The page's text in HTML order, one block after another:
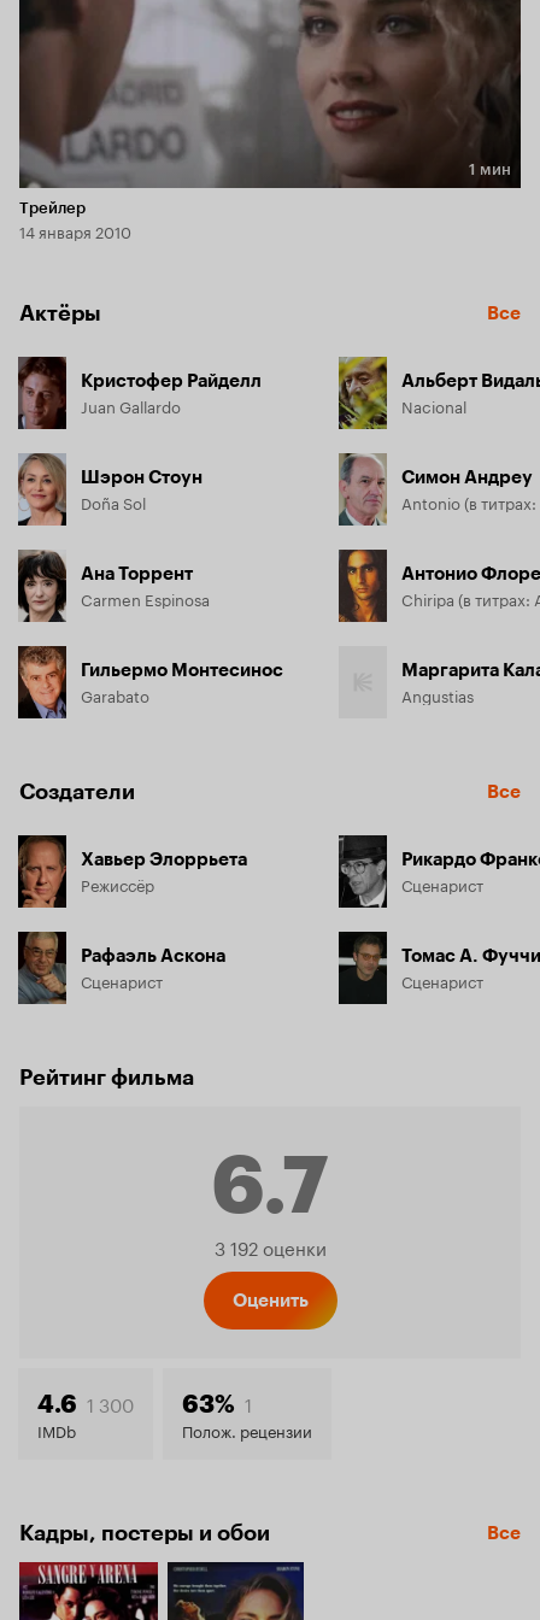
Длительность 1 мин
1 мин
Трейлер
14 января 2010
Актёры Все
Кристофер Райделл
Juan Gallardo
Шэрон Стоун
Doña Sol
Ана Торрент
Carmen Espinosa
Гильермо Монтесинос
Garabato
Альберт
Nacional
Симон Андреу
Антонио
Маргарита
Angustias
Создатели Все
Хавьер Элоррьета
Режиссёр
Рафаэль Аскона
Сценарист
Рикардо
Сценарист
Томас А. Фуччи
Сценарист
Рейтинг фильма
6.7
Рейтинг
6.7
3 192 оценки
Оценить
4.6 1 300
IMDb
63% 1
Полож. рецензии
Кадры, постеры и обои Все